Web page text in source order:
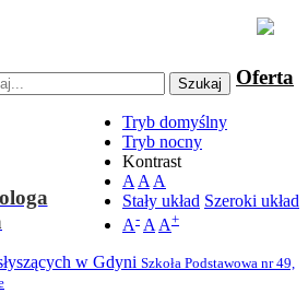
Szukaj
Tryb domyślny
Tryb nocny
Kontrast
A A A
Stały układ Szeroki układ
A- A A+
w Gdyni Szkoła Podstawowa nr 49,
Oferta